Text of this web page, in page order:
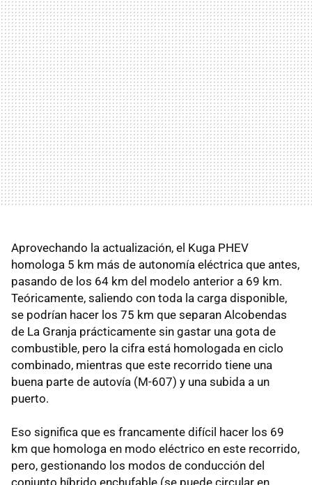
Aprovechando la actualización, el Kuga PHEV
homologa 5 km más de autonomía eléctrica que antes,
pasando de los 64 km del modelo anterior a 69 km.
Teóricamente, saliendo con toda la carga disponible,
se podrían hacer los 75 km que separan Alcobendas
de La Granja prácticamente sin gastar una gota de
combustible, pero la cifra está homologada en ciclo
combinado, mientras que este recorrido tiene una
buena parte de autovía (M-607) y una subida a un
puerto.
Eso significa que es francamente difícil hacer los 69
km que homologa en modo eléctrico en este recorrido,
pero, gestionando los modos de conducción del
conjunto híbrido enchufable (se puede circular en